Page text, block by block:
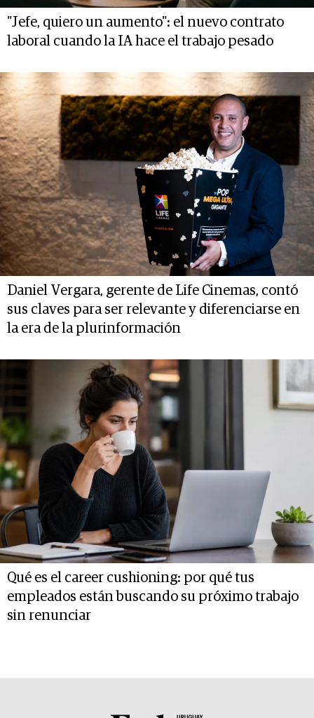
"Jefe, quiero un aumento": el nuevo contrato
laboral cuando la IA hace el trabajo pesado
Daniel Vergara, gerente de Life Cinemas, contó
sus claves para ser relevante y diferenciarse en
la era de la plurinformación
Qué es el career cushioning: por qué tus
empleados están buscando su próximo trabajo
sin renunciar